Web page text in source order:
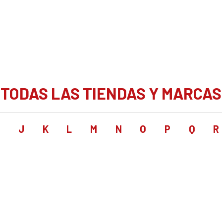
TODAS LAS TIENDAS Y MARCAS
J K L M N O P Q R